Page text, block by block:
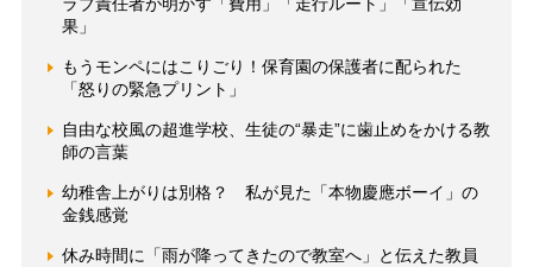
ラブ責任者が明かす「費用」「走行ルート」「宣伝効
果」
もうモンペにはこりごり！保育園の保護者に配られた
「怒りの緊急プリント」
自由な校風の超進学校、生徒の“暴走”に歯止めをかける教
師の言葉
幼稚舎上がりは別格？ 私が見た「本物慶應ボーイ」の
金銭感覚
休み時間に「雨が降ってきたので教室へ」と伝えた教員